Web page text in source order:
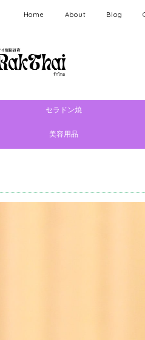
Home About Blog
セラドン焼
美容用品